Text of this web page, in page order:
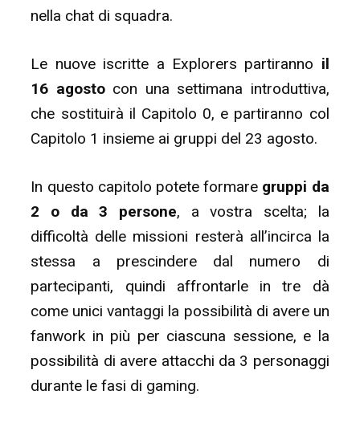
nella chat di squadra.
Le nuove iscritte a Explorers partiranno il
16 agostocon una settimana introduttiva,
che sostituirà il Capitolo 0, e partiranno col
Capitolo 1 insieme ai gruppi del 23 agosto.
In questo capitolo potete formare gruppi da
2 o da 3 persone, a vostra scelta; la
difficoltà delle missioni resterà all’incirca la
stessa a prescindere dal numero di
partecipanti, quindi affrontarle in tre dà
come unici vantaggi la possibilità di avere un
fanwork in più per ciascuna sessione, e la
possibilità di avere attacchi da 3 personaggi
durante le fasi di gaming.